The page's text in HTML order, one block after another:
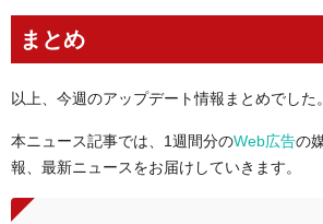
まとめ
以上、今週のアップデート情報まとめでした。
本ニュース記事では、1週間分のWeb広告の
報、最新ニュースをお届けしていきます。